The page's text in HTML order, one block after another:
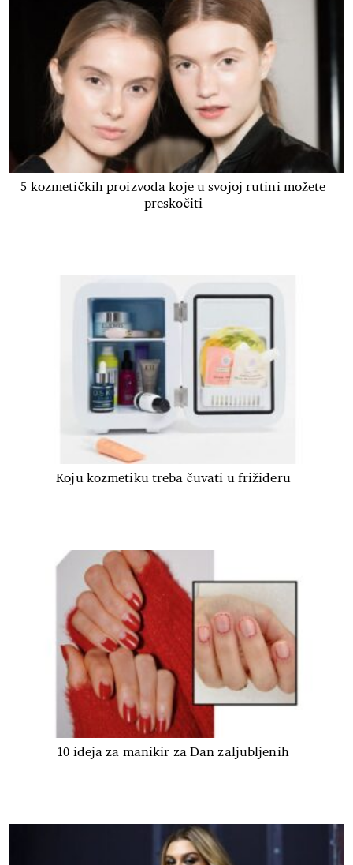
5 kozmetičkih proizvoda koje u svojoj rutini možete
preskočiti
Koju kozmetiku treba čuvati u frižideru
10 ideja za manikir za Dan zaljubljenih